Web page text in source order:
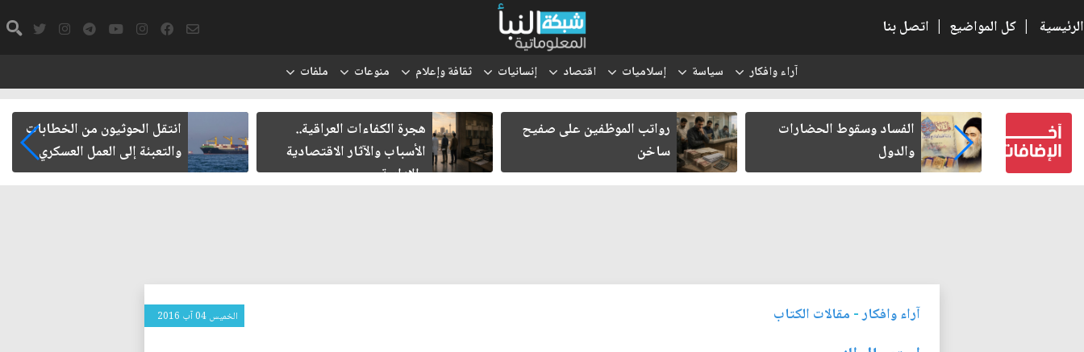
الرئيسية | كل المواضيع | اتصل بنا
آراء وافكار سياسة إسلاميات اقتصاد إنسانيات ثقافة وإعلام منوعات ملفات
كتب لنفسه
الفساد وسقوط الحضارات
والدول
رواتب الموظفين على صفيح
ساخن
هجرة الكفاءات العراقية..
الأسباب والآثار الاقتصادية
والإدارية
انتقل الحوثيون من الخطابات
والتعبئة إلى العمل العسكري
آراء وافكار- مقالات الكتاب الخميس 04 آب 2016